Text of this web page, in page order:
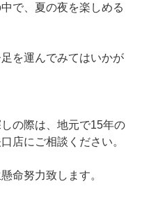
で、夏の夜を楽しめる
を運んでみてはいかが
の際は、地元で15年の
店にご相談ください。
命努力致します。